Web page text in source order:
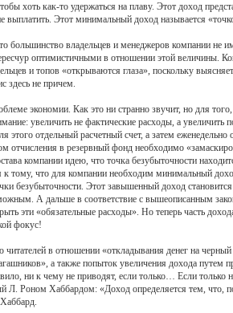
хоть как-то удержаться на плаву. Этот доход
выплатить. Этот минимальный доход называется
большинство владельцев и менеджеров компании не
оптимистичными в отношении этой величины.
и топов «открываются глаза», поскольку
здесь не причем.
экономии. Как это ни странно звучит, но для
увеличить не фактические расходы, а увеличить
этого отдельный расчетный счет, а затем еженедельно
отчисления в резервный фонд необходимо
компании идею, что точка безубыточности
к тому, что для компании необходим минимальный
безубыточности. Этот завышенный доход
А дальше в соответствие с вышеописанным
эти «обязательные расходы». Но теперь часть
фокус!
в отношении «откладывания денег на
а также попыток увеличения дохода путем
ни к чему не приводят, если только… Если только
Л. Роном Хаббардом: «Доход определяется тем, что,